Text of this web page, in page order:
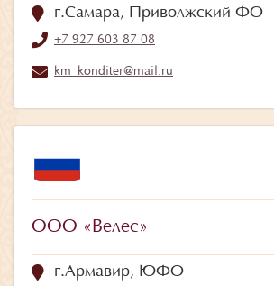
г.Самара, Приволжский ФО
+7 927 603 87 08
km_konditer@mail.ru
ООО «Велес»
г.Армавир, ЮФО